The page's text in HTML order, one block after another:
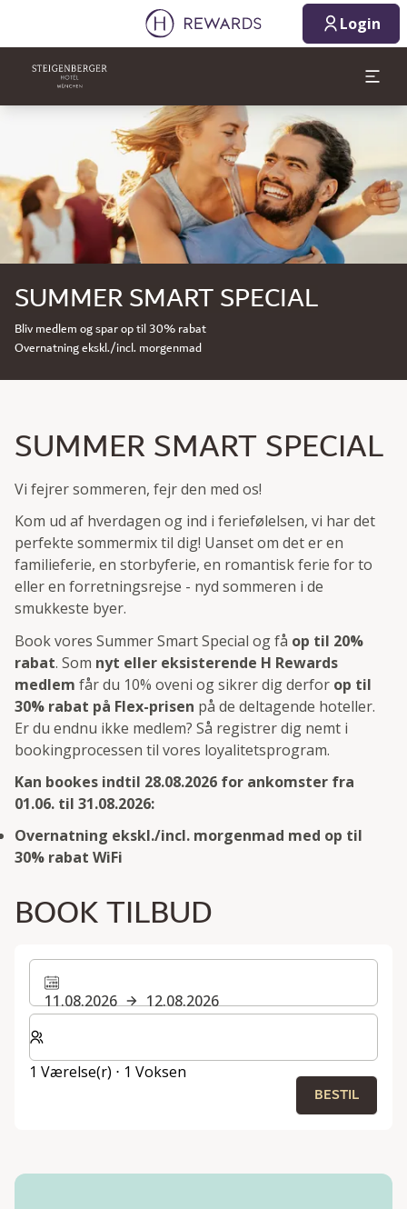
Login
SUMMER SMART SPECIAL
Bliv medlem og spar op til 30% rabat
Overnatning ekskl./incl. morgenmad
SUMMER SMART SPECIAL
Vi fejrer sommeren, fejr den med os!
Kom ud af hverdagen og ind i feriefølelsen, vi har det
perfekte sommermix til dig! Uanset om det er en
familieferie, en storbyferie, en romantisk ferie for to
eller en forretningsrejse - nyd sommeren i de
smukkeste byer.
Book vores Summer Smart Special og få op til 20%
rabat. Som nyt eller eksisterende H Rewards
medlem får du 10% oveni og sikrer dig derfor op til
30% rabat på Flex-prisen på de deltagende hoteller.
Er du endnu ikke medlem? Så registrer dig nemt i
bookingprocessen til vores loyalitetsprogram.
Kan bookes indtil 28.08.2026 for ankomster fra
01.06. til 31.08.2026:
Overnatning ekskl./incl. morgenmad med op til
30% rabat WiFi
BOOK TILBUD
11.08.2026
12.08.2026
Vælg antal værelser og gæster til dit ophold
1 Værelse(r) ⋅ 1 Voksen
BESTIL